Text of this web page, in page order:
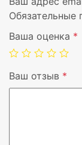
Цвет товара
Обязательные
Ваша оценка *
Ваш отзыв *